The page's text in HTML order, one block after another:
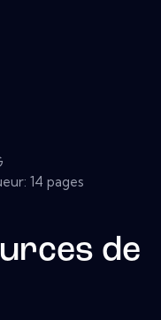
14 pages
de